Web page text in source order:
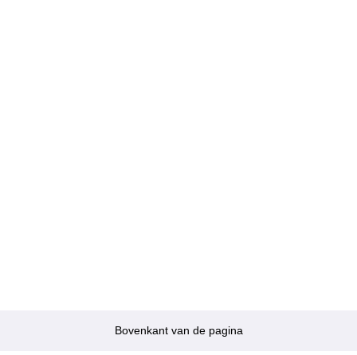
Bovenkant van de pagina